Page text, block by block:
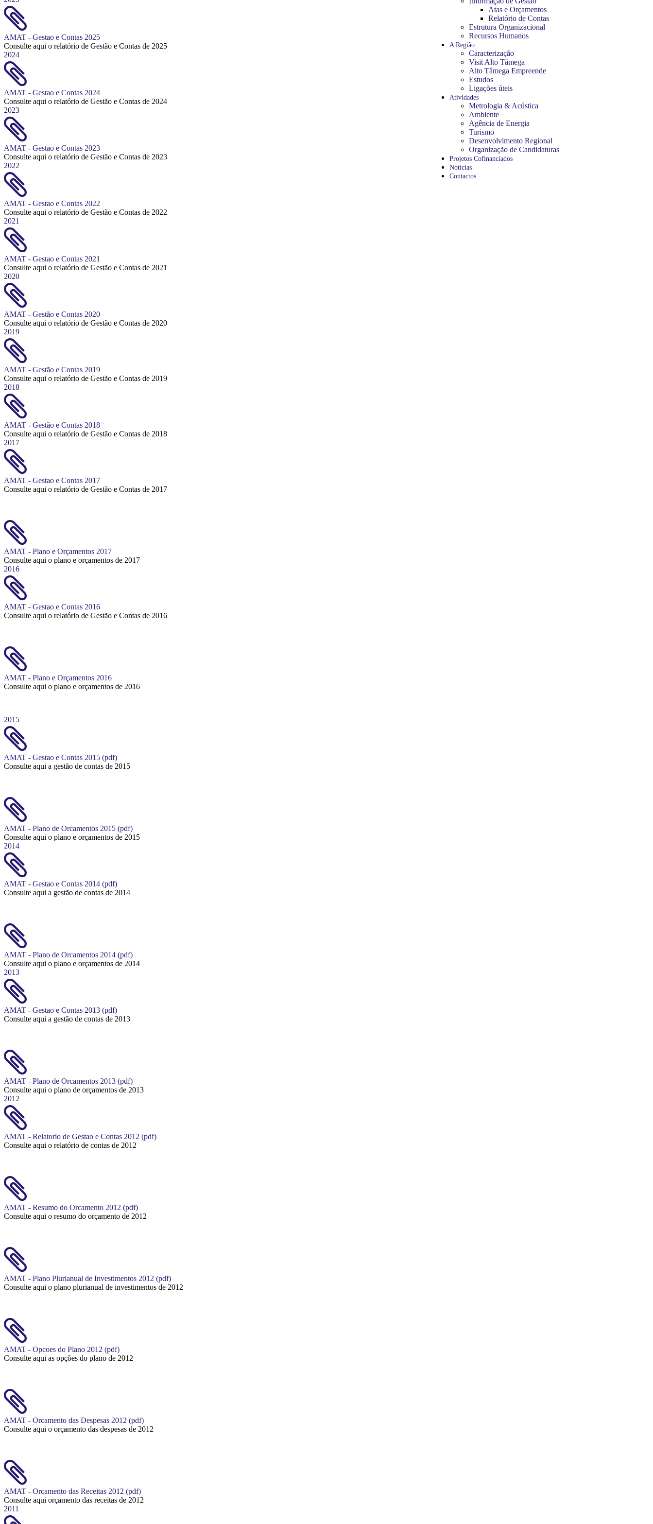
Atas e Orçamentos
Relatório de Contas
Estrutura Organizacional
Recursos Humanos
A Região
Caracterização
Visit Alto Tâmega
Alto Tâmega Empreende
Estudos
Ligações úteis
Atividades
Metrologia & Acústica
Ambiente
Agência de Energia
Turismo
Desenvolvimento Regional
Organização de Candidaturas
Projetos Cofinanciados
Notícias
Contactos
AMAT - Gestao e Contas 2025
Consulte aqui o relatório de Gestão e Contas de 2025
2024
AMAT - Gestao e Contas 2024
Consulte aqui o relatório de Gestão e Contas de 2024
2023
AMAT - Gestao e Contas 2023
Consulte aqui o relatório de Gestão e Contas de 2023
2022
AMAT - Gestao e Contas 2022
Consulte aqui o relatório de Gestão e Contas de 2022
2021
AMAT - Gestao e Contas 2021
Consulte aqui o relatório de Gestão e Contas de 2021
2020
AMAT - Gestão e Contas 2020
Consulte aqui o relatório de Gestão e Contas de 2020
2019
AMAT - Gestão e Contas 2019
Consulte aqui o relatório de Gestão e Contas de 2019
2018
AMAT - Gestão e Contas 2018
Consulte aqui o relatório de Gestão e Contas de 2018
2017
AMAT - Gestao e Contas 2017
Consulte aqui o relatório de Gestão e Contas de 2017
AMAT - Plano e Orçamentos 2017
Consulte aqui o plano e orçamentos de 2017
2016
AMAT - Gestao e Contas 2016
Consulte aqui o relatório de Gestão e Contas de 2016
AMAT - Plano e Orçamentos 2016
Consulte aqui o plano e orçamentos de 2016
2015
AMAT - Gestao e Contas 2015 (pdf)
Consulte aqui a gestão de contas de 2015
AMAT - Plano de Orcamentos 2015 (pdf)
Consulte aqui o plano e orçamentos de 2015
2014
AMAT - Gestao e Contas 2014 (pdf)
Consulte aqui a gestão de contas de 2014
AMAT - Plano de Orcamentos 2014 (pdf)
Consulte aqui o plano e orçamentos de 2014
2013
AMAT - Gestao e Contas 2013 (pdf)
Consulte aqui a gestão de contas de 2013
AMAT - Plano de Orcamentos 2013 (pdf)
Consulte aqui o plano de orçamentos de 2013
2012
AMAT - Relatorio de Gestao e Contas 2012 (pdf)
Consulte aqui o relatório de contas de 2012
AMAT - Resumo do Orcamento 2012 (pdf)
Consulte aqui o resumo do orçamento de 2012
AMAT - Plano Plurianual de Investimentos 2012 (pdf)
Consulte aqui o plano plurianual de investimentos de 2012
AMAT - Opcoes do Plano 2012 (pdf)
Consulte aqui as opções do plano de 2012
AMAT - Orcamento das Despesas 2012 (pdf)
Consulte aqui o orçamento das despesas de 2012
AMAT - Orcamento das Receitas 2012 (pdf)
Consulte aqui orçamento das receitas de 2012
2011